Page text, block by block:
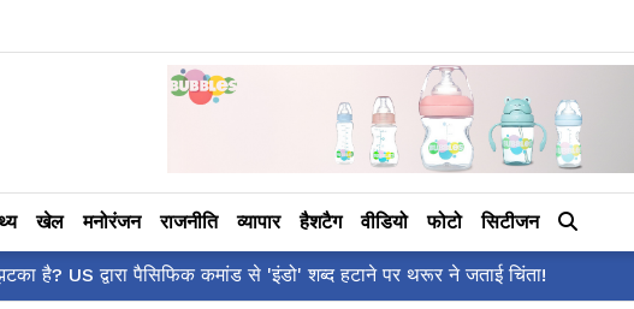
खेल मनोरंजन राजनीति व्यापार हैशटैग वीडियो फोटो सिटीजन
आलिया भट्ट का मज़ेदार 'शर्वरी कहाँ